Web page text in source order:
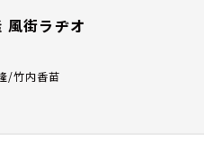
風街ラヂオ
/竹内香苗